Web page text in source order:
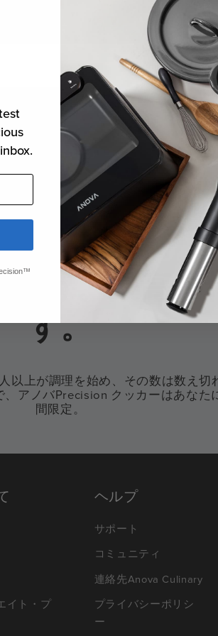
モ
ー
ダ
ル
で
メ
デ
ィ
ア
仕様
う。最高の
す。
以上が調理を始め、その数は数え
アノバPrecision クッカーはあなた
間限定。
イト・プ
ヘルプ
サポート
コミュニティ
連絡先Anova Culinary
プライバシーポリシ
ー